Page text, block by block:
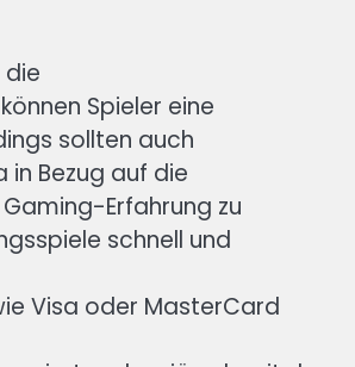
die
Spieler eine
sollten auch
in Bezug auf die
Erfahrung zu
schnell und
Visa oder MasterCard